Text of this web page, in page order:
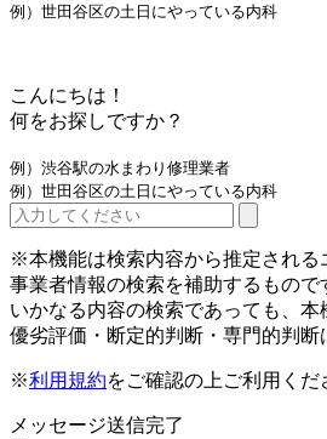
例）世田谷区の土日にやっている内科
こんにちは！
何をお探しですか？
例）渋谷駅の水まわり修理業者
例）世田谷区の土日にやっている内科
※本機能は検索内容から推定される
事業者情報の検索を補助するもので
いかなる内容の検索であっても、本
優劣評価・断定的判断・専門的判断
※利用規約をご確認の上ご利用くだ
メッセージ送信完了